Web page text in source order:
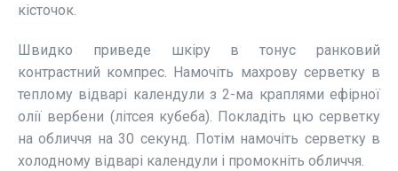
кісточок.
Швидко приведе шкіру в тонус ранковий
контрастний компрес. Намочіть махрову серветку в
теплому відварі календули з 2-ма краплями ефірної
олії вербени (літсея кубеба). Покладіть цю серветку
на обличчя на 30 секунд. Потім намочіть серветку в
холодному відварі календули і промокніть обличчя.